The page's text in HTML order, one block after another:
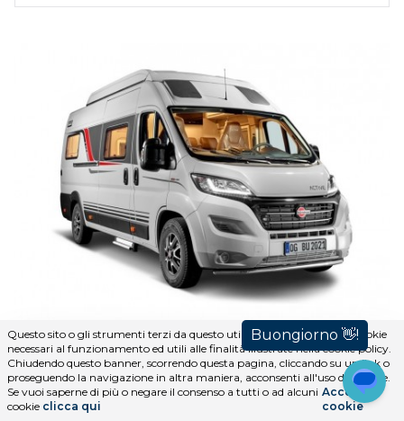
Burstner Campeo C 600 - Furgonato Blu Lago
2 - 599 cm
Questo sito o gli strumenti terzi da questo utilizzati si avvalgono di cookie
necessari al funzionamento ed utili alle finalità illustrate nella cookie policy.
Chiudendo questo banner, scorrendo questa pagina, cliccando su un link o
proseguendo la navigazione in altra maniera, acconsenti all'uso dei cookie.
Se vuoi saperne di più o negare il consenso a tutti o ad alcuni
cookie clicca qui
Accetta i
cookie